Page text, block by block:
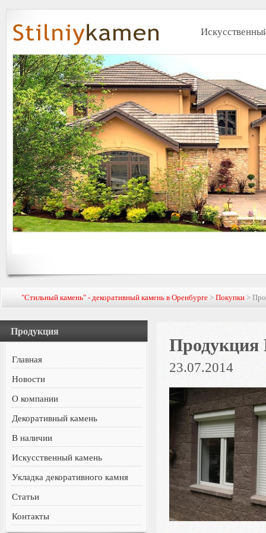
"Стильный камень" - декоративный камень в Оренбурге >Покупки >
Продукция
Главная
Новости
О компании
Декоративный камень
В наличии
Искусственный камень
Укладка декоративного камня
Статьи
Контакты
Продукция
23.07.2014